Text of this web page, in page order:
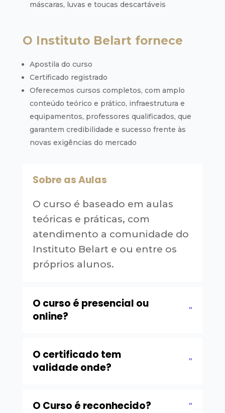
máscaras, luvas e toucas descartáveis
O Instituto Belart fornece
Apostila do curso
Certificado registrado
Oferecemos cursos completos, com amplo
conteúdo teórico e prático, infraestrutura e
equipamentos, professores qualificados, que
garantem credibilidade e sucesso frente às
novas exigências do mercado
Sobre as Aulas
O curso é baseado em aulas
teóricas e práticas, com
atendimento a comunidade do
Instituto Belart e ou entre os
próprios alunos.
O curso é presencial ou
online?
O certificado tem
validade onde?
O Curso é reconhecido?